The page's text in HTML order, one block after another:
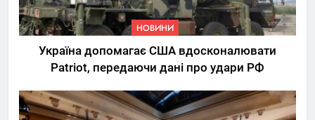
НОВИНИ
Україна допомагає США вдосконалювати
Patriot, передаючи дані про удари РФ